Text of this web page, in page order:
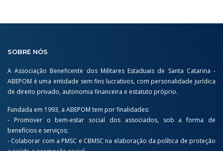
SOBRE NÓS
A Associação Beneficente dos Militares Estaduais de Santa Catarina -
ABEPOM é uma entidade sem fins lucrativos, com personalidade jurídica
de direito privado, autonomia financeira e estatuto próprio.
Fundada em 1993, a ABEPOM tem por finalidades:
- Promover o bem-estar social dos associados, sob a forma de
benefícios e serviços;
- Colaborar com a PMSC e CBMSC na elaboração da política de proteção